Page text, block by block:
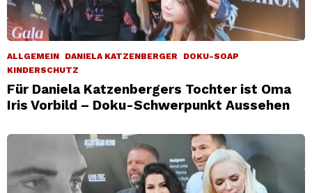
ALLGEMEIN DANIELA KATZENBERGER
DOKU-SOAP
KINDERSCHUTZ
Für Daniela Katzenbergers Tochter ist Oma
Iris Vorbild – Doku-Schwerpunkt Aussehen